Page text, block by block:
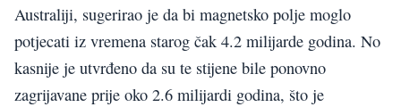
Australiji, sugerirao je da bi magnetsko polje moglo
potjecati iz vremena starog čak 4.2 milijarde godina. No
kasnije je utvrđeno da su te stijene bile ponovno
zagrijavane prije oko 2.6 milijardi godina, što je